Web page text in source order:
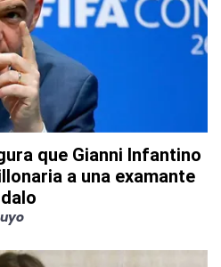
que Gianni Infantino
a una examante